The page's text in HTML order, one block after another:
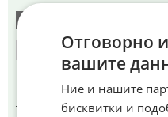
ОТГОВОР
Нещо се подготвя да се
Константиновка,я нещо
лозунги и възгласи...
Отговорно
вашите
Ние и нашите
бисквитки и